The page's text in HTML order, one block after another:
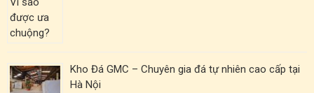
Kho Đá GMC – Chuyên gia đá tự nhiên cao cấp tại
Hà Nội